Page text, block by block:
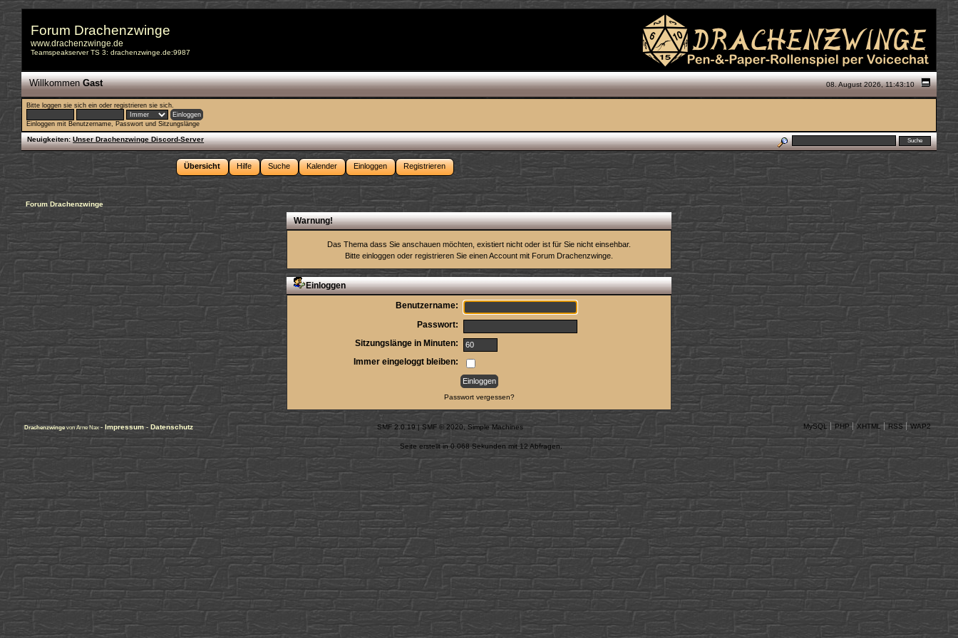
Forum Drachenzwinge
www.drachenzwinge.de
Teamspeakserver TS 3: drachenzwinge.de:9987
08. August 2026, 11:43:10
WillkommenGast
Bitte loggen sie sich ein oderregistrieren sie sich.
Einloggen mit Benutzername, Passwort und Sitzungslänge
Neuigkeiten: Unser Drachenzwinge Discord-Server
Übersicht Hilfe Suche Kalender Einloggen Registrieren
Forum Drachenzwinge
Warnung!
Das Thema dass Sie anschauen möchten, existiert nicht oder ist für Sie nicht einsehbar.
Bitte einloggen oder registrieren Sie einen Account mit Forum Drachenzwinge.
Einloggen
Benutzername:
Passwort:
Sitzungslänge in Minuten:
Immer eingeloggt bleiben:
Passwort vergessen?
Drachenzwingevon Arne Nax - Impressum- Datenschutz SMF 2.0.19| SMF © 2020 Simple Machines MySQL PHP XHTML RSS WAP2
Seite erstellt in 0.068 Sekunden mit 12 Abfragen.